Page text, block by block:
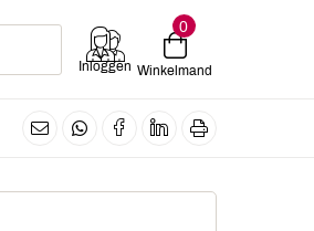
Inloggen
0
Winkelmand